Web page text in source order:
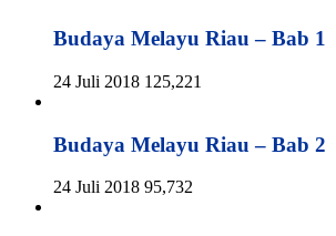
Budaya Melayu Riau – Bab 1
24 Juli 2018 125,221
Budaya Melayu Riau – Bab 2
24 Juli 2018 95,732